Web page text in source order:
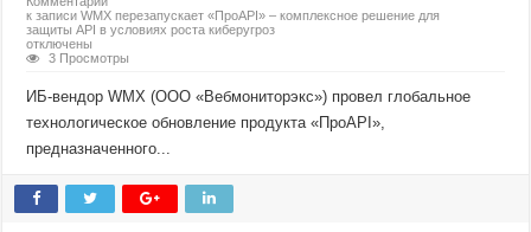
к записи WMX перезапускает «ПроAPI» – комплексное решение для
защиты API в условиях роста киберугроз
отключены
3 Просмотры
ИБ-вендор WMX (ООО «Вебмониторэкс») провел глобальное
технологическое обновление продукта «ПроAPI»,
предназначенного...